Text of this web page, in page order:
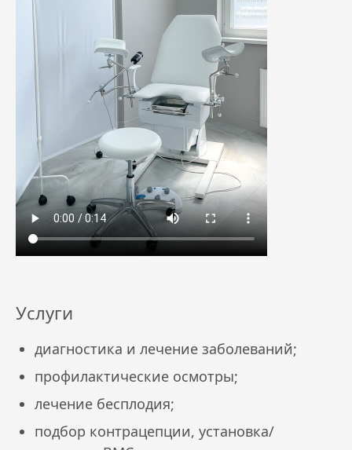
Услуги
диагностика и лечение заболеваний;
профилактические осмотры;
лечение бесплодия;
подбор контрацепции, установка/